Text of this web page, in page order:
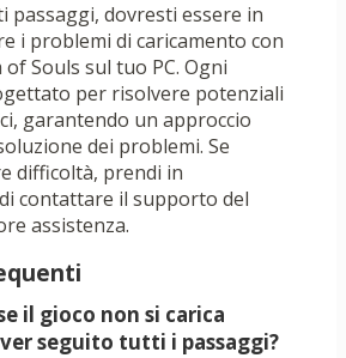
passaggi, dovresti essere in
i problemi di caricamento con
of Souls sul tuo PC. Ogni
per risolvere potenziali
garantendo un approccio
dei problemi. Se
difficoltà, prendi in
contattare il supporto del
assistenza.
il gioco non si carica
seguito tutti i passaggi?